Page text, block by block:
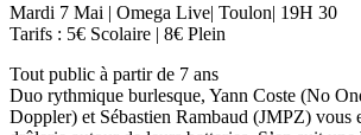
Mardi 7 Mai | Omega Live| Toulon| 19H 30
Tarifs : 5€ Scolaire | 8€ Plein
Tout public à partir de 7 ans
Duo rythmique burlesque, Yann Coste (No
Doppler) et Sébastien Rambaud (JMPZ) vous